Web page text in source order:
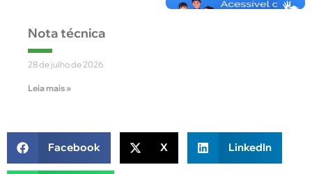
Nota técnica
28 de julho de 2026
Leia mais »
Facebook X LinkedIn